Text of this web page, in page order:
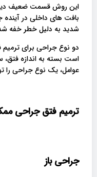
این روش قسمت ضعیف
بافت های داخلی در
شدید به دلیل خطر خفه
دو نوع جراحی برای
است بسته به اندازه
عوامل، یک نوع جراحی را
ترمیم فتق جراحی
جراحی باز